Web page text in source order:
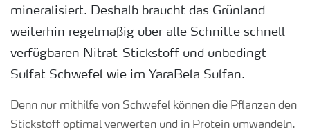
mineralisiert. Deshalb braucht das Grünland
weiterhin regelmäßig über alle Schnitte schnell
verfügbaren Nitrat-Stickstoff und unbedingt
Sulfat Schwefel wie im YaraBela Sulfan.
Denn nur mithilfe von Schwefel können die Pflanzen den
Stickstoff optimal verwerten und in Protein umwandeln.